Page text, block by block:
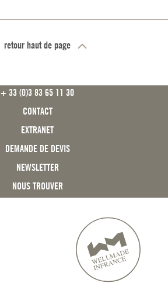
retour haut de page
+ 33 (0)3 83 65 11 30
CONTACT
EXTRANET
DEMANDE DE DEVIS
NEWSLETTER
NOUS TROUVER